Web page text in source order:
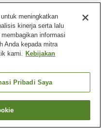
meningkatkan
kinerja serta lalu
informasi
Anda kepada mitra
kami. Kebijakan
Pribadi Saya